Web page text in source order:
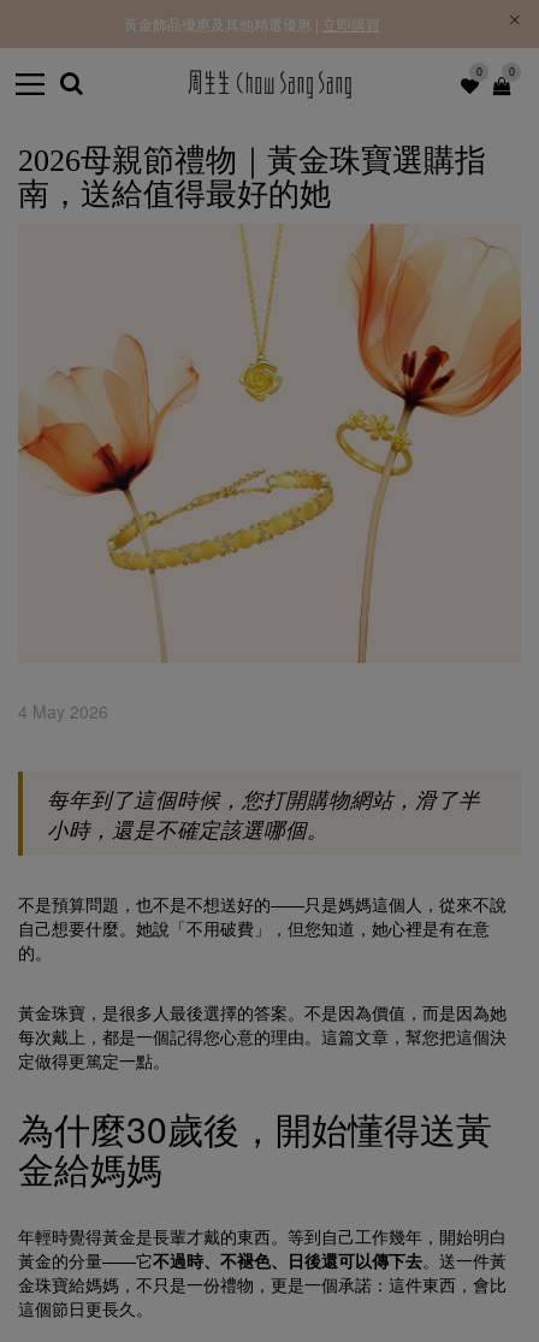
0 0
黃金飾品優惠及其他精選優惠 | 立即購買
2026母親節禮物｜黃金珠寶選購指
南，送給值得最好的她
4 May 2026
每年到了這個時候，您打開購物網站，滑了半
小時，還是不確定該選哪個。
不是預算問題，也不是不想送好的——只是媽媽這個人，從來不說
自己想要什麼。她說「不用破費」，但您知道，她心裡是有在意
的。
黃金珠寶，是很多人最後選擇的答案。不是因為價值，而是因為她
每次戴上，都是一個記得您心意的理由。這篇文章，幫您把這個決
定做得更篤定一點。
為什麼30歲後，開始懂得送黃
金給媽媽
年輕時覺得黃金是長輩才戴的東西。等到自己工作幾年，開始明白
黃金的分量——它不過時、不褪色、日後還可以傳下去。送一件黃
金珠寶給媽媽，不只是一份禮物，更是一個承諾：這件東西，會比
這個節日更長久。